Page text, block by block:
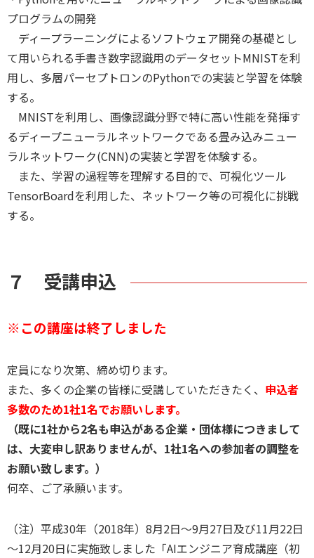
プログラムの開発
ディープラーニングによるソフトウェア開発の基礎とし
て用いられる手書き数字認識用のデータセットMNISTを利
用し、多層パーセプトロンのPythonでの実装と学習を体験
する。
MNISTを利用し、画像認識分野で特に高い性能を発揮す
るディープニューラルネットワークである畳み込みニュー
ラルネットワーク(CNN)の実装と学習を体験する。
また、学習の過程等を理解する目的で、可視化ツール
TensorBoardを利用した、ネットワーク等の可視化に挑戦
する。
７ 受講申込
※この講座は終了しました
定員になり次第、締め切ります。
また、多くの企業の皆様に受講していただきたく、 申込者
多数のため1社1名でお願いします。
（既に1社から2名も申込がある企業・団体様につきまして
は、大変申し訳ありませんが、1社1名への参加者の調整を
お願い致します。）
何卒、ご了承願います。
（注）平成30年（2018年）8月2日～9月27日及び11月22日
～12月20日に実施致しました「AIエンジニア育成講座（初